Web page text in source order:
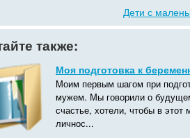
Дети с
также:
Моя подготовка к
Моим первым шагом при
мужем. Мы говорили о
счастье, хотели, чтобы в
личнос...